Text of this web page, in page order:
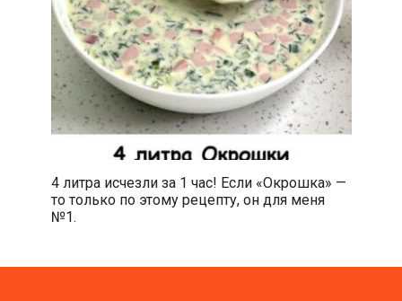
4 литра исчезли за 1 час! Если «Окрошка» —
то только по этому рецепту, он для меня
№1.